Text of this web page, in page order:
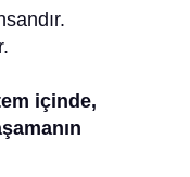
içinde,